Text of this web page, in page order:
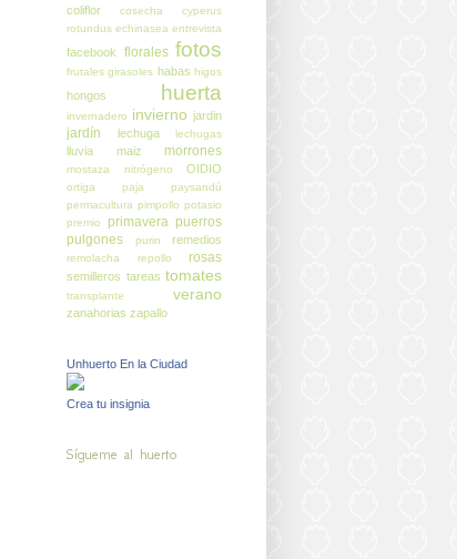
coliflor cosecha
cyperus
rotundus echinasea entrevista
facebook florales fotos
frutales girasoles habas higos
hongos huerta
invernadero invierno jardin
jardín lechuga lechugas
lluvia maiz morrones
mostaza nitrógeno OIDIO
ortiga paja
paysandú
permacultura pimpollo potasio
premio
primavera puerros
pulgones
purin remedios
remolacha repollo rosas
semilleros tareas tomates
transplante verano
zanahorias zapallo
Unhuerto En la Ciudad
Crea tu insignia
Sígueme al huerto